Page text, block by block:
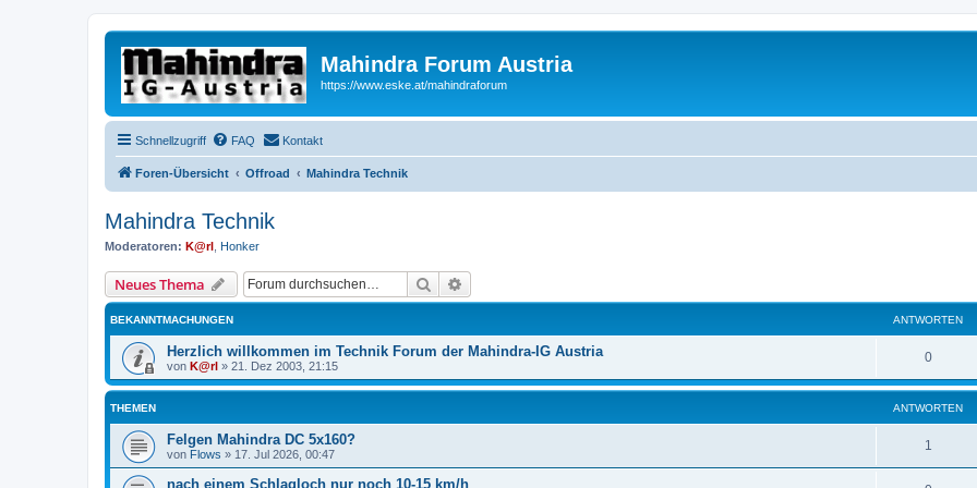
Mahindra Forum Austria
https://www.eske.at/mahindraforum
Schnellzugriff FAQ Kontakt
Foren-Übersicht Offroad Mahindra Technik
Mahindra Technik
Moderatoren: K@rl Honker
Neues Thema Suche
BEKANNTMACHUNGEN ANTWORTEN
Herzlich willkommen im Technik Forum der Mahindra-IG Austria
von K@rl » 21. Dez 2003, 21:15
0
THEMEN ANTWORTEN
Felgen Mahindra DC 5x160?
von Flows » 17. Jul 2026, 00:47
1
nach einem Schlagloch nur noch 10-15 km/h